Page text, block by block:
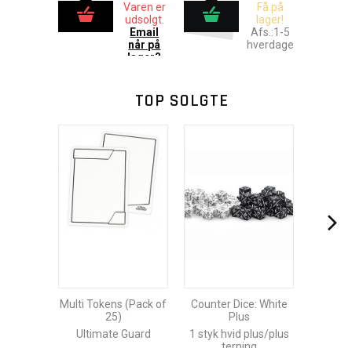
Varen er
udsolgt.
Email
når på
lager?
Få på
lager!
Afs.:1-5
hverdage
TOP SOLGTE
Multi Tokens (Pack of
25)
Ultimate Guard
Counter Dice: White
Plus
1 styk hvid plus/plus